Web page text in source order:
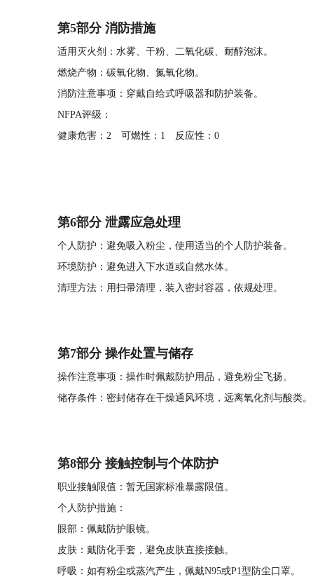
第5部分 消防措施
适用灭火剂：水雾、干粉、二氧化碳、耐醇泡沫。
燃烧产物：碳氧化物、氮氧化物。
消防注意事项：穿戴自给式呼吸器和防护装备。
NFPA评级：
健康危害：2 可燃性：1 反应性：0
第6部分 泄露应急处理
个人防护：避免吸入粉尘，使用适当的个人防护装备。
环境防护：避免进入下水道或自然水体。
清理方法：用扫帚清理，装入密封容器，依规处理。
第7部分 操作处置与储存
操作注意事项：操作时佩戴防护用品，避免粉尘飞扬。
储存条件：密封储存在干燥通风环境，远离氧化剂与酸类。
第8部分 接触控制与个体防护
职业接触限值：暂无国家标准暴露限值。
个人防护措施：
眼部：佩戴防护眼镜。
皮肤：戴防化手套，避免皮肤直接接触。
呼吸：如有粉尘或蒸汽产生，佩戴N95或P1型防尘口罩。